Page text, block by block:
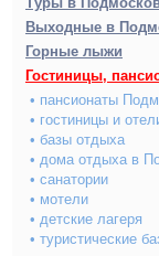
Выходные в
Горные лыжи
Гостиницы,
• пансионаты
• гостиницы и
• базы отдыха
• дома отдыха в
• санатории
• мотели
• детские лагеря
• туристические